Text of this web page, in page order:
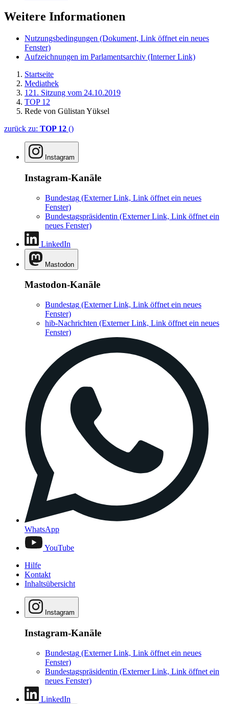
Weitere Informationen
Nutzungsbedingungen (Dokument, Link öffnet ein neues
Fenster)
Aufzeichnungen im Parlamentsarchiv (Interner Link)
Startseite
Mediathek
121. Sitzung vom 24.10.2019
TOP 12
Rede von Gülistan Yüksel
zurück zu: TOP 12 ()
Instagram
Instagram-Kanäle
Bundestag (Externer Link, Link öffnet ein neues
Fenster)
Bundestagspräsidentin (Externer Link, Link öffnet ein
neues Fenster)
LinkedIn
Mastodon
Mastodon-Kanäle
Bundestag (Externer Link, Link öffnet ein neues
Fenster)
hib-Nachrichten (Externer Link, Link öffnet ein neues
Fenster)
WhatsApp
YouTube
Hilfe
Kontakt
Inhaltsübersicht
Instagram
Instagram-Kanäle
Bundestag (Externer Link, Link öffnet ein neues
Fenster)
Bundestagspräsidentin (Externer Link, Link öffnet ein
neues Fenster)
LinkedIn